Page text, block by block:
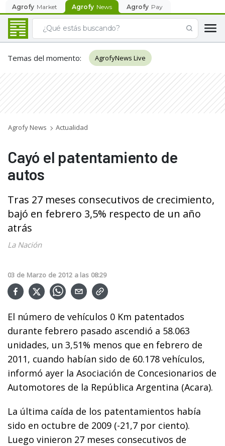
Agrofy Market Agrofy News Agrofy Pay
Temas del momento: AgrofyNews Live
Agrofy News Actualidad
Cayó el patentamiento de
autos
Tras 27 meses consecutivos de crecimiento,
bajó en febrero 3,5% respecto de un año
atrás
La Nación
03 de Marzo de 2012 a las 08:29
El número de vehículos 0 Km patentados
durante febrero pasado ascendió a 58.063
unidades, un 3,51% menos que en febrero de
2011, cuando habían sido de 60.178 vehículos,
informó ayer la Asociación de Concesionarios de
Automotores de la República Argentina (Acara).
La última caída de los patentamientos había
sido en octubre de 2009 (-21,7 por ciento).
Luego vinieron 27 meses consecutivos de